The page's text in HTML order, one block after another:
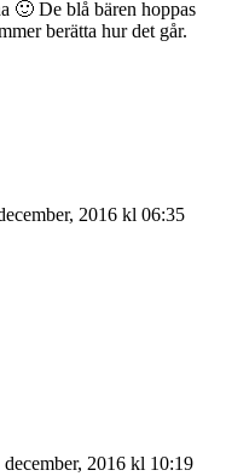
🙂 De blå bären hoppas
berätta hur det går.
2016 kl 06:35
december, 2016 kl 10:19